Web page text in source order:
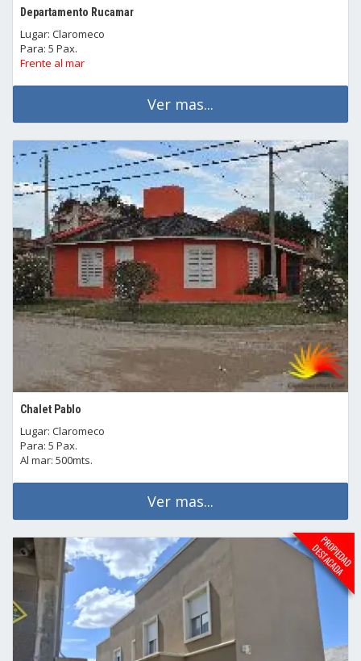
Departamento Rucamar
Lugar: Claromeco
Para: 5 Pax.
Frente al mar
Ver mas...
Chalet Pablo
Lugar: Claromeco
Para: 5 Pax.
Al mar: 500mts.
Ver mas...